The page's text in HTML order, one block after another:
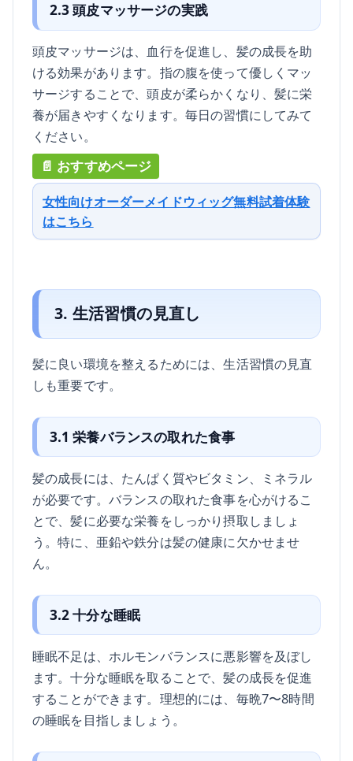
2.3 頭皮マッサージの実践
頭皮マッサージは、血行を促進し、髪の成長を助
ける効果があります。指の腹を使って優しくマッ
サージすることで、頭皮が柔らかくなり、髪に栄
養が届きやすくなります。毎日の習慣にしてみて
ください。
女性向けオーダーメイドウィッグ無料試着体験
はこちら
3. 生活習慣の見直し
髪に良い環境を整えるためには、生活習慣の見直
しも重要です。
3.1 栄養バランスの取れた食事
髪の成長には、たんぱく質やビタミン、ミネラル
が必要です。バランスの取れた食事を心がけるこ
とで、髪に必要な栄養をしっかり摂取しましょ
う。特に、亜鉛や鉄分は髪の健康に欠かせませ
ん。
3.2 十分な睡眠
睡眠不足は、ホルモンバランスに悪影響を及ぼし
ます。十分な睡眠を取ることで、髪の成長を促進
することができます。理想的には、毎晩7〜8時間
の睡眠を目指しましょう。